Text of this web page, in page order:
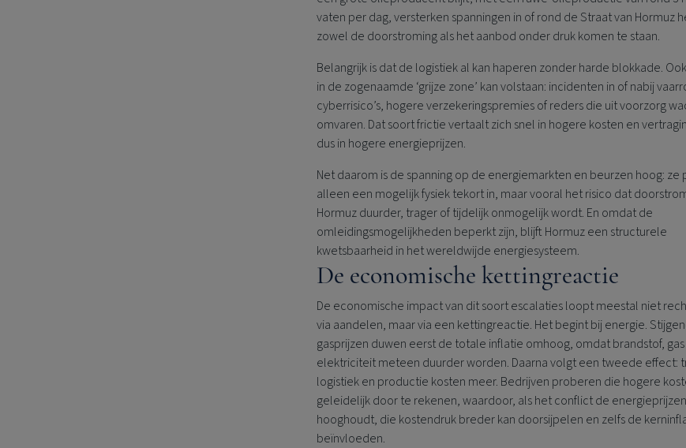
vaten per dag, versterken spanningen in of rond de Straat van Hormuz
zowel de doorstroming als het aanbod onder druk komen te staan.
Belangrijk is dat de logistiek al kan haperen zonder harde blokkade.
in de zogenaamde ‘grijze zone’ kan volstaan: incidenten in of nabij
cyberrisico’s, hogere verzekeringspremies of reders die uit voorzorg
omvaren. Dat soort frictie vertaalt zich snel in hogere kosten en
dus in hogere energieprijzen.
Net daarom is de spanning op de energiemarkten en beurzen hoog: ze
alleen een mogelijk fysiek tekort in, maar vooral het risico dat
Hormuz duurder, trager of tijdelijk onmogelijk wordt. En omdat de
omleidingsmogelijkheden beperkt zijn, blijft Hormuz een structurele
kwetsbaarheid in het wereldwijde energiesysteem.
De economische kettingreactie
De economische impact van dit soort escalaties loopt meestal niet
via aandelen, maar via een kettingreactie. Het begint bij energie.
gasprijzen duwen eerst de totale inflatie omhoog, omdat brandstof,
elektriciteit meteen duurder worden. Daarna volgt een tweede effect:
logistiek en productie kosten meer. Bedrijven proberen die hogere
geleidelijk door te rekenen, waardoor, als het conflict de
hooghoudt, die kostendruk breder kan doorsijpelen en zelfs de
beïnvloeden.